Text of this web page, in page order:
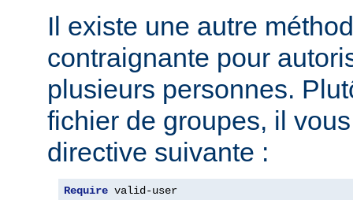
Il existe une autre
contraignante pour
plusieurs personnes.
fichier de groupes, il
directive suivante :
Require valid-user